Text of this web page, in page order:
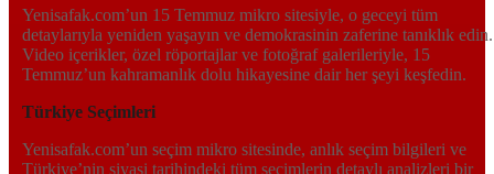
Yenisafak.com’un 15 Temmuz mikro sitesiyle, o geceyi tüm
detaylarıyla yeniden yaşayın ve demokrasinin zaferine tanıklık edin.
Video içerikler, özel röportajlar ve fotoğraf galerileriyle, 15
Temmuz’un kahramanlık dolu hikayesine dair her şeyi keşfedin.
Türkiye Seçimleri
Yenisafak.com’un seçim mikro sitesinde, anlık seçim bilgileri ve
Türkiye’nin siyasi tarihindeki tüm seçimlerin detaylı analizleri bir